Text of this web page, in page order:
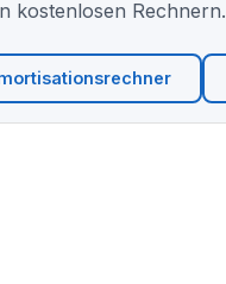
kostenlosen Rechnern.